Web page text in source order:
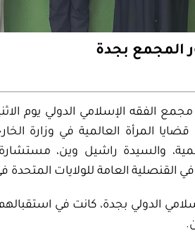
المجمع بجدة
المرأة العالمية في وزارة
والسيدة راشيل وين،
القنصلية العامة للولايات المتحدة
الدولي بجدة، كانت في